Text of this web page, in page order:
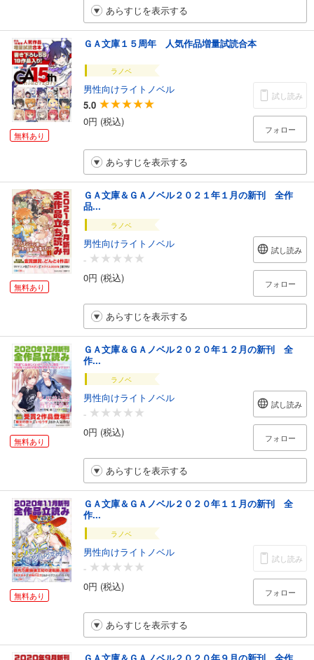
あらすじを表示する
無料あり
ＧＡ文庫１５周年 人気作品増量試読合本
ラノベ
男性向けライトノベル
5.0
0円 (税込)
試し読み
フォロー
あらすじを表示する
無料あり
ＧＡ文庫＆ＧＡノベル２０２１年１月の新刊 全作
品...
ラノベ
男性向けライトノベル
-
0円 (税込)
試し読み
フォロー
あらすじを表示する
無料あり
ＧＡ文庫＆ＧＡノベル２０２０年１２月の新刊 全
作...
ラノベ
男性向けライトノベル
-
0円 (税込)
試し読み
フォロー
あらすじを表示する
無料あり
ＧＡ文庫＆ＧＡノベル２０２０年１１月の新刊 全
作...
ラノベ
男性向けライトノベル
-
0円 (税込)
試し読み
フォロー
あらすじを表示する
ＧＡ文庫＆ＧＡノベル２０２０年９月の新刊 全作